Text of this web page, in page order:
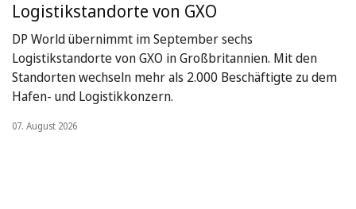
Logistikstandorte von GXO
DP World übernimmt im September sechs
Logistikstandorte von GXO in Großbritannien. Mit den
Standorten wechseln mehr als 2.000 Beschäftigte zu dem
Hafen- und Logistikkonzern.
07. August 2026